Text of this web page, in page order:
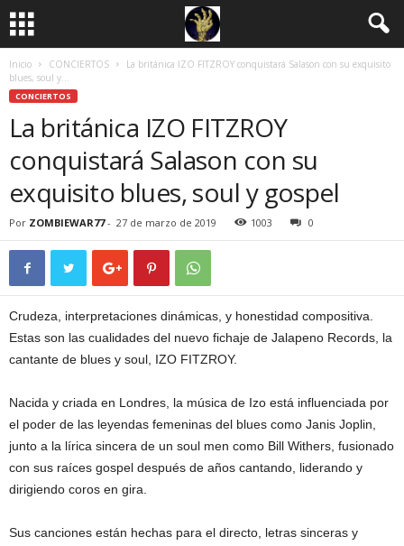
Inicio CONCIERTOS
La británica IZO FITZROY conquistará Salason con su exquisito
blues, soul y...
CONCIERTOS
La británica IZO FITZROY
conquistará Salason con su
exquisito blues, soul y gospel
Por ZOMBIEWAR77- 27 de marzo de 2019 1003 0
Crudeza, interpretaciones dinámicas, y honestidad compositiva.
Estas son las cualidades del nuevo fichaje de Jalapeno Records, la
cantante de blues y soul, IZO FITZROY.
Nacida y criada en Londres, la música de Izo está influenciada por
el poder de las leyendas femeninas del blues como Janis Joplin,
junto a la lírica sincera de un soul men como Bill Withers, fusionado
con sus raíces gospel después de años cantando, liderando y
dirigiendo coros en gira.
Sus canciones están hechas para el directo, letras sinceras y